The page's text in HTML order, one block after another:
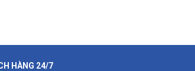
HÀNG 24/7